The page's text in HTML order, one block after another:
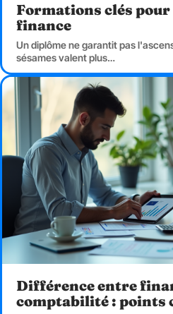
Formations clés
finance
Un diplôme ne garantit pas
sésames valent plus…
Différence entre
comptabilité : points